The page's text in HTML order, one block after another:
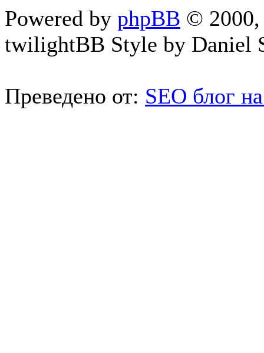
Powered by phpBB © 2000,
twilightBB Style by Daniel
Преведено от: SEO блог